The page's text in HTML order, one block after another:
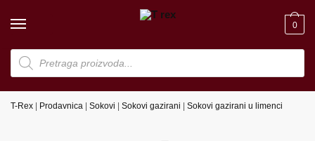
Products
search
0
T-Rex Prodavnica Sokovi Sokovi gazirani Sokovi gazirani u limenci